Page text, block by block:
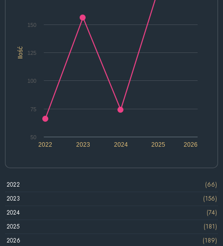
Ilość
2022 2024 2026
2023 2025
50
75
100
125
150
2022
(66)
2023
(156)
2024
(74)
2025
(181)
2026
(189)